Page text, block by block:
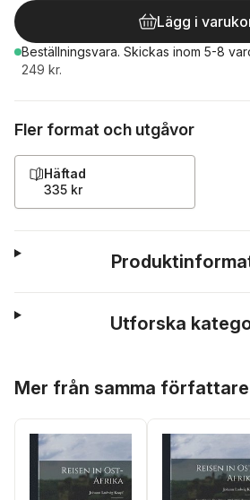
Lägg i
Beställningsvara. Skickas inom 5-8
249 kr.
Fler format och utgåvor
Häftad
335 kr
Utforska
Mer från samma författare